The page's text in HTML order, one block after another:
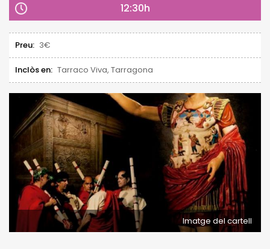
12:30h
Preu: 3€
Inclòs en: Tarraco Viva, Tarragona
Imatge del cartell